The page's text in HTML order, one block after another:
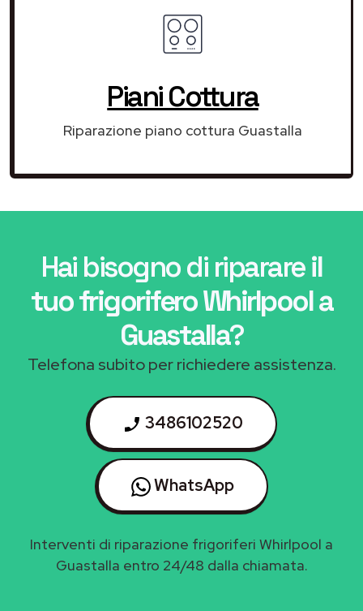
Piani Cottura
Riparazione piano cottura Guastalla
Hai bisogno di riparareil
tuo frigorifero Whirlpool a
Guastalla?
Telefona subito per richiedere assistenza.
3486102520
WhatsApp
Interventi di riparazione frigoriferi Whirlpool a
Guastalla entro 24/48 dalla chiamata.